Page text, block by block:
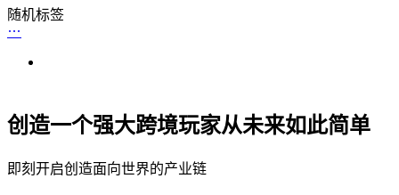
随机标签
创造一个强大跨境玩家从未来如此简单
即刻开启创造面向世界的产业链